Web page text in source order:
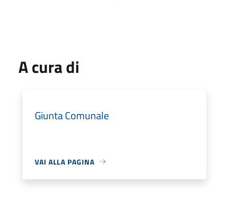
A cura di
Giunta Comunale
VAI ALLA PAGINA